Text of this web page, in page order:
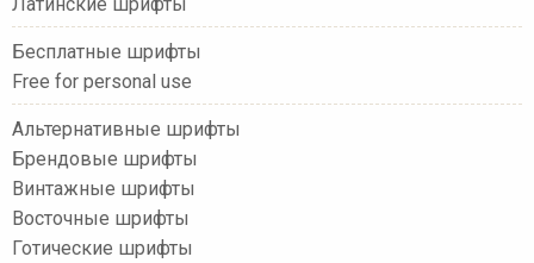
Бесплатные шрифты
Free for personal use
Альтернативные шрифты
Брендовые шрифты
Винтажные шрифты
Восточные шрифты
Готические шрифты